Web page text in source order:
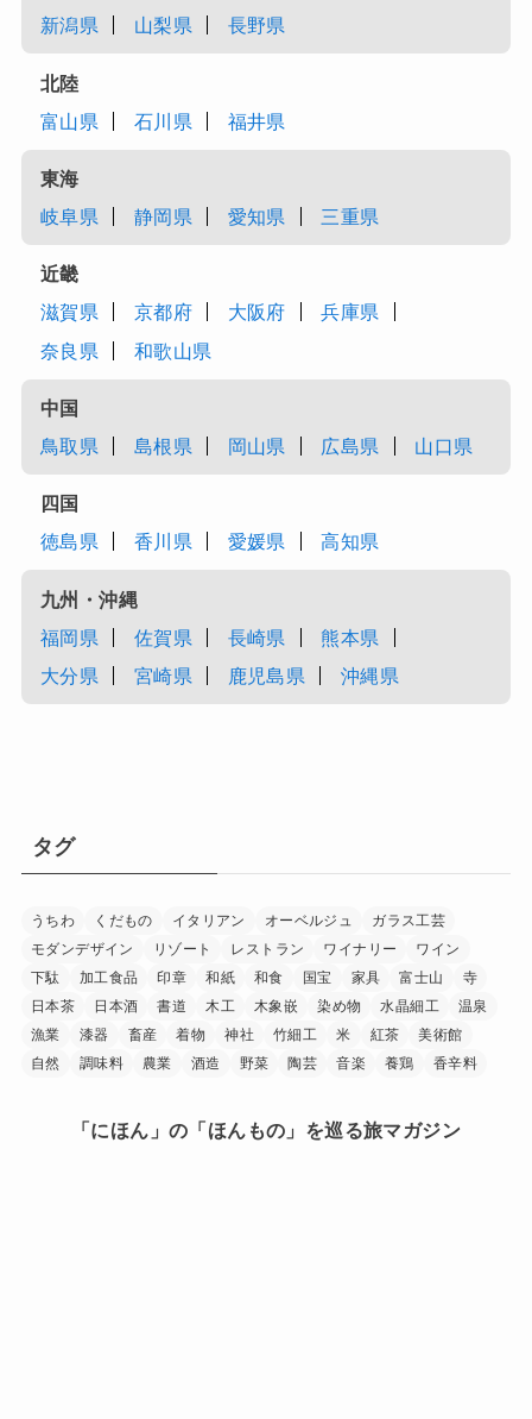
新潟県
山梨県 長野県
北陸
富山県
石川県 福井県
東海
岐阜県
静岡県 愛知県 三重県
近畿
滋賀県
京都府 大阪府
兵庫県
奈良県
和歌山県
中国
鳥取県
島根県 岡山県 広島県 山口県
四国
徳島県
香川県 愛媛県 高知県
九州・沖縄
福岡県
佐賀県 長崎県
熊本県
大分県
宮崎県 鹿児島県 沖縄県
タグ
うちわ くだもの イタリアン オーベルジュ
ガラス工芸
モダンデザイン
リゾート レストラン ワイナリー
ワイン
下駄
加工食品 印章 和紙 和食 国宝 家具 富士山
寺
日本茶
日本酒 書道 木工 木象嵌 染め物 水晶細工
温泉
漁業
漆器 畜産 着物 神社 竹細工 米 紅茶
美術館
自然
調味料 農業 酒造 野菜 陶芸 音楽 養鶏 香辛料
「にほん」の「ほんもの」を巡る旅マガジン